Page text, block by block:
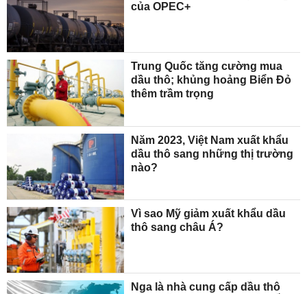
của OPEC+
Trung Quốc tăng cường mua
dầu thô; khủng hoảng Biển Đỏ
thêm trầm trọng
Năm 2023, Việt Nam xuất khẩu
dầu thô sang những thị trường
nào?
Vì sao Mỹ giảm xuất khẩu dầu
thô sang châu Á?
Nga là nhà cung cấp dầu thô